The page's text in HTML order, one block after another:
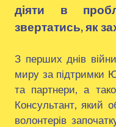
діяти в
звертатись, як
З перших днів
миру за підтримки
та партнери, а
Консультант, який
волонтерів